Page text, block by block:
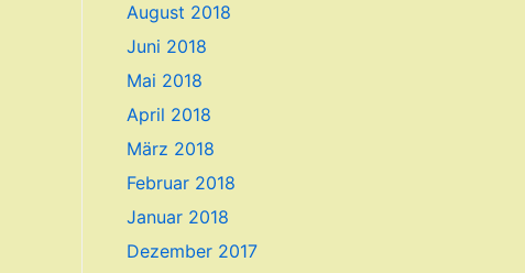
August 2018
Juni 2018
Mai 2018
April 2018
März 2018
Februar 2018
Januar 2018
Dezember 2017